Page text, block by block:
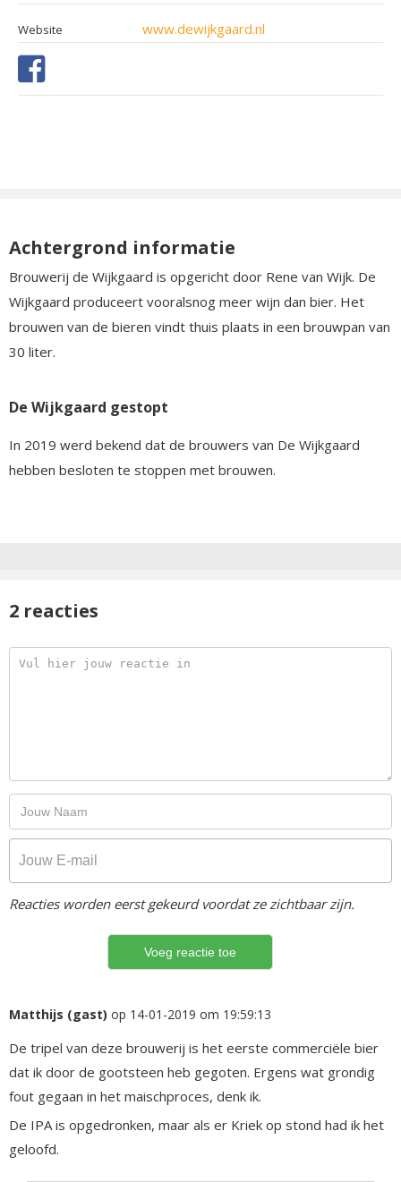
Website www.dewijkgaard.nl
Achtergrond informatie
Brouwerij de Wijkgaard is opgericht door Rene van Wijk. De
Wijkgaard produceert vooralsnog meer wijn dan bier. Het
brouwen van de bieren vindt thuis plaats in een brouwpan van
30 liter.
De Wijkgaard gestopt
In 2019 werd bekend dat de brouwers van De Wijkgaard
hebben besloten te stoppen met brouwen.
2 reacties
Reacties worden eerst gekeurd voordat ze zichtbaar zijn.
Matthijs (gast) op 14-01-2019 om 19:59:13
De tripel van deze brouwerij is het eerste commerciële bier
dat ik door de gootsteen heb gegoten. Ergens wat grondig
fout gegaan in het maischproces, denk ik.
De IPA is opgedronken, maar als er Kriek op stond had ik het
geloofd.